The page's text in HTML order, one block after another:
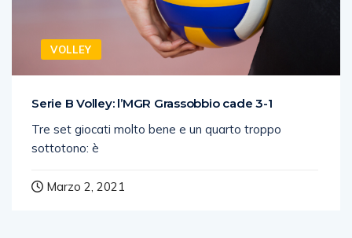
VOLLEY
Serie B Volley: l’MGR Grassobbio cade 3-1
Tre set giocati molto bene e un quarto troppo
sottotono: è
Marzo 2, 2021